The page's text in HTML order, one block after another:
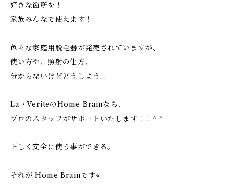
好きな箇所を！
家族みんなで使えます！
色々な家庭用脱毛器が発売されていますが、
使い方や、照射の仕方、
分からないけどどうしよう…
La・VeriteのHome Brainなら、
プロのスタッフがサポートいたします！！^ ^
正しく安全に使う事ができる。
それが Home Brainです⭐︎